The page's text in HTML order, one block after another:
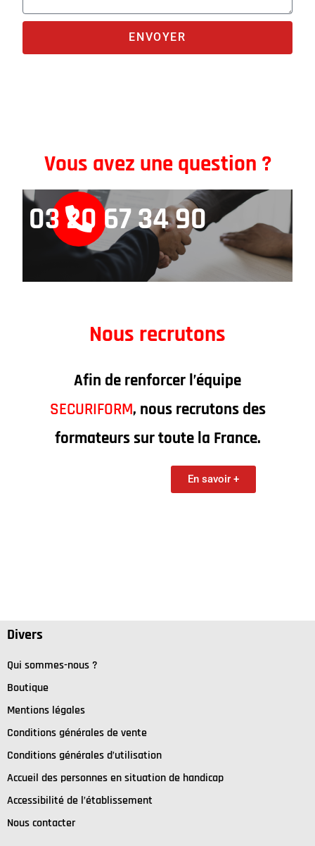
ENVOYER
Vous avez une question ?
03 20 67 34 90
Nous recrutons
Afin de renforcer l’équipe
SECURIFORM, nous recrutons des
formateurs sur toute la France.
En savoir +
Divers
Qui sommes-nous ?
Boutique
Mentions légales
Conditions générales de vente
Conditions générales d’utilisation
Accueil des personnes en situation de handicap
Accessibilité de l’établissement
Nous contacter